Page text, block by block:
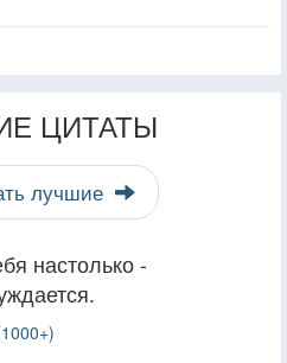
ЦИТАТЫ
лучшие
настолько -